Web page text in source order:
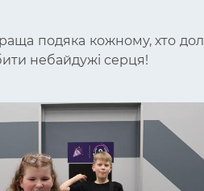
подяка кожному, хто
небайдужі серця!